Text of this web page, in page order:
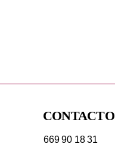
CONTACTO
669 90 18 31